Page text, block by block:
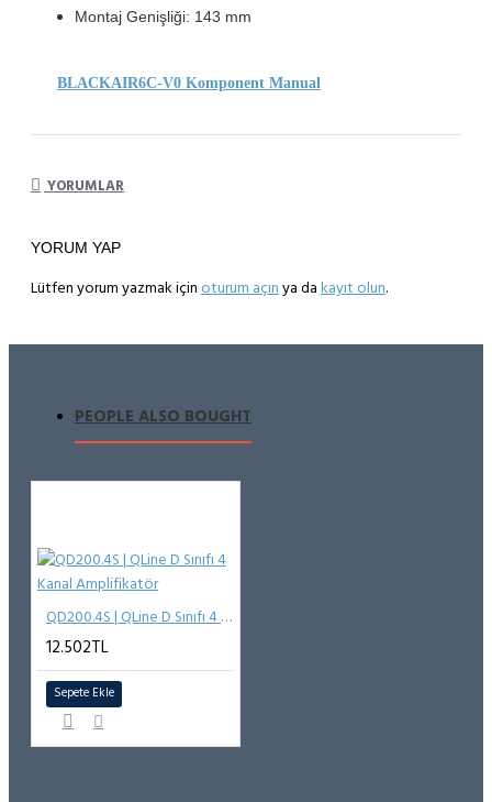
Montaj Genişliği: 143 mm
BLACKAIR6C-V0 Komponent Manual
YORUMLAR
YORUM YAP
Lütfen yorum yazmak için oturum açın ya da kayıt olun.
PEOPLE ALSO BOUGHT
QD200.4S | QLine D Sınıfı 4 Kanal Amplifikatör
12.502TL
Sepete Ekle